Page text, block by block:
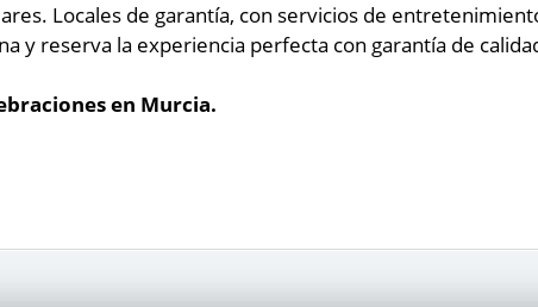
Locales de garantía, con servicios de
y reserva la experiencia perfecta con garantía de
en Murcia.